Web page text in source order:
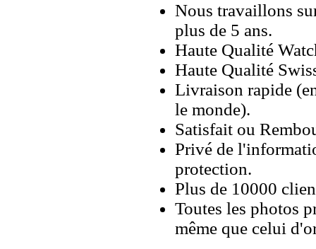
Nous travaillons
plus de 5 ans.
Haute Qualité
Haute Qualité
Livraison rapide
le monde).
Satisfait ou
Privé de
protection.
Plus de 10000
Toutes les photos
même que celui